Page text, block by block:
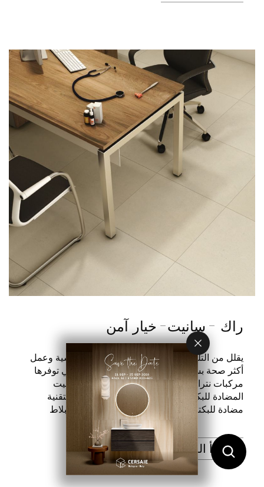
راك - سانيت- خيار آمن
يقلل من التلوث البكتيري ويساهم في بيئة معيشية وعمل
أكثر صحة بسبب خصائصه المضادة للبكتيريا التي توفرها
مركبات نترات الفضة. تتميز مجموعة راك - سانيت
المضادة للبكتيريا من بلاط الجدران والأرضيات بتقنية
مضادة للبكتيريا مدمجة بشكل دائم في سطح البلاط
اقرأ المزيد